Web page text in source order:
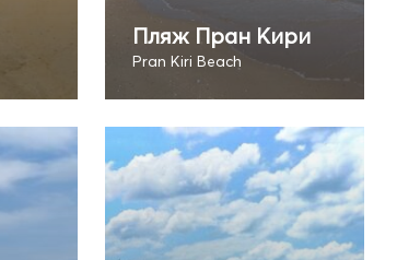
Пляж Пран Кири
Pran Kiri Beach